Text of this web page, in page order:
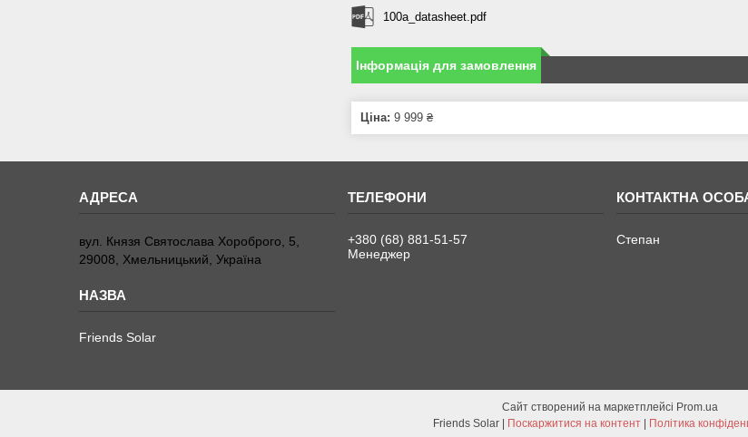
100a_datasheet.pdf
Інформація для замовлення
Ціна: 9 999 ₴
вул. Князя Святослава Хороброго, 5,
29008, Хмельницький, Україна
Friends Solar
+380 (68) 881-51-57
Менеджер
Степан
Сайт створений на маркетплейсі Prom.ua
Поскаржитися на контент Політика